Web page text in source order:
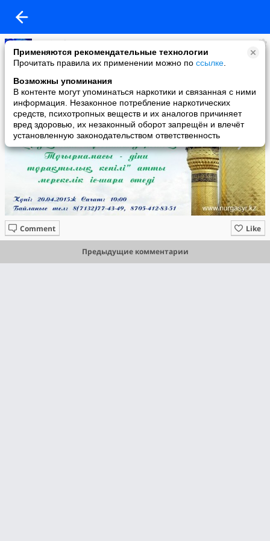
Применяются рекомендательные технологии
Прочитать правила их применении можно по ссылке
Возможны упоминания
В контенте могут упоминаться наркотики и связанная с ними
информация. Незаконное потребление наркотических
средств, психотропных веществ и их аналогов причиняет
вред здоровью, их незаконный оборот запрещён и влечёт
установленную законодательством ответственность
Ertai Balausa
added a photo
22 Apr в 11:47
Like
Comment
Предыдущие комментарии